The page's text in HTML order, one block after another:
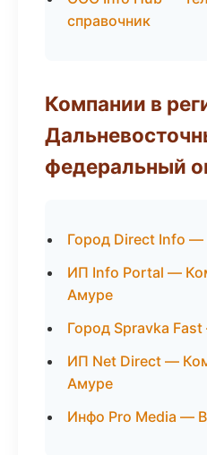
справочник
Компании в
федеральный
Город Direct Info —
ИП Info Portal —
Амуре
Город Spravka
ИП Net Direct —
Амуре
Инфо Pro Media —